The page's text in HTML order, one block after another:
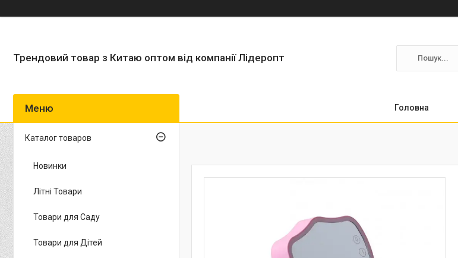
Трендовий товар з Китаю оптом від компанії Лідеропт
Головна
Каталог товаров
Новинки
Літні Товари
Товари для Саду
Товари для Дітей